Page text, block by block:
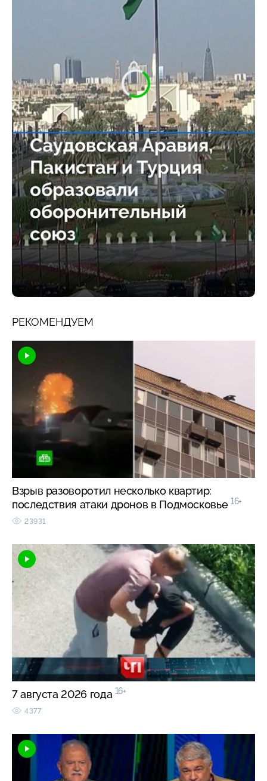
РЕКОМЕНДУЕМ
Взрыв разоворотил несколько квартир:
последствия атаки дронов в Подмосковье 16+
23931
7 августа 2026 года 16+
4377